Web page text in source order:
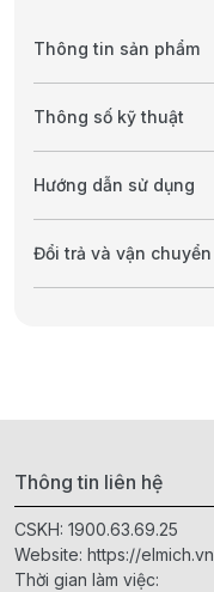
Thông tin sản phẩm
Thông số kỹ thuật
Hướng dẫn sử dụng
Đổi trả và vận chuyển
Thông tin liên hệ
CSKH: 1900.63.69.25
Website: https://elmich.vn
Thời gian làm việc: